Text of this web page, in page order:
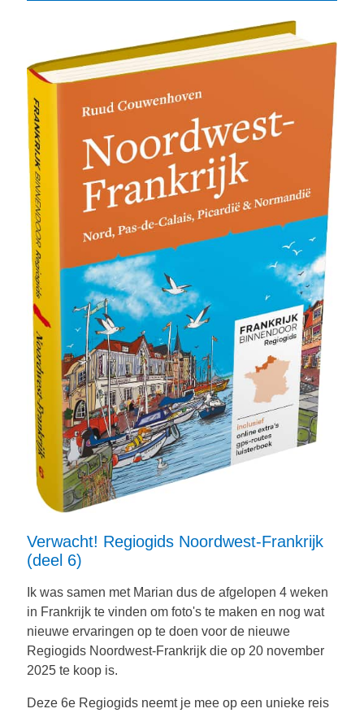
Verwacht! Regiogids Noordwest-Frankrijk
(deel 6)
Ik was samen met Marian dus de afgelopen 4 weken
in Frankrijk te vinden om foto's te maken en nog wat
nieuwe ervaringen op te doen voor de nieuwe
Regiogids Noordwest-Frankrijk die op 20 november
2025 te koop is.
Deze 6e Regiogids neemt je mee op een unieke reis